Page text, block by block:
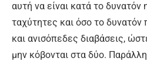
αυτή να είναι κατά το δυνατόν
ταχύτητες και όσο το δυνατόν
και ανισόπεδες διαβάσεις,
μην κόβονται στα δύο.